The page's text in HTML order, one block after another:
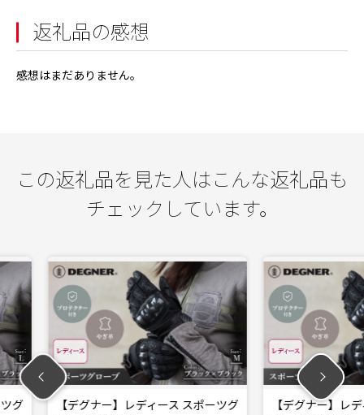
返礼品の感想
感想はまだありません。
この返礼品を見た人はこんな返礼品も
チェックしています。
ース スポーツグ
【デグナー】レディース スポーツグ
【